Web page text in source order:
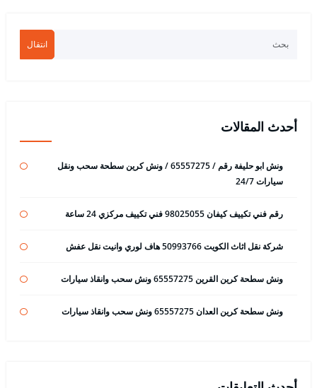
انتقال
أحدث المقالات
ونش ابو حليفة رقم / 65557275 / ونش كرين سطحة سحب ونقل
سيارات 24/7
رقم فني تكييف كيفان 98025055 فني تكييف مركزي 24 ساعة
شركة نقل اثاث الكويت 50993766 هاف لوري وانيت نقل عفش
ونش سطحة كرين القرين 65557275 ونش سحب وانقاذ سيارات
ونش سطحة كرين العدان 65557275 ونش سحب وانقاذ سيارات